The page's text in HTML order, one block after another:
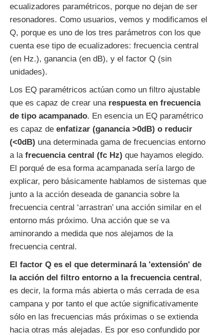
ecualizadores paramétricos, porque no dejan de ser
resonadores. Como usuarios, vemos y modificamos el
Q, porque es uno de los tres parámetros con los que
cuenta ese tipo de ecualizadores: frecuencia central
(en Hz.), ganancia (en dB), y el factor Q (sin
unidades).
Los EQ paramétricos actúan como un filtro ajustable
que es capaz de crear unarespuesta en frecuencia
de tipo acampanado. En esencia un EQ paramétrico
es capaz de enfatizar (ganancia >0dB) o reducir
(<0dB) una determinada gama de frecuencias entorno
a lafrecuencia central (fc Hz) que hayamos elegido.
El porqué de esa forma acampanada sería largo de
explicar, pero básicamente hablamos de sistemas que
junto a la acción deseada de ganancia sobre la
frecuencia central ‘arrastran’ una acción similar en el
entorno más próximo. Una acción que se va
aminorando a medida que nos alejamos de la
frecuencia central.
El factor Q es el que determinará la 'extensión' de
la acción del filtro entorno a la frecuencia central,
es decir, la forma más abierta o más cerrada de esa
campana y por tanto el que actúe significativamente
sólo en las frecuencias más próximas o se extienda
hacia otras más alejadas. Es por eso confundido por